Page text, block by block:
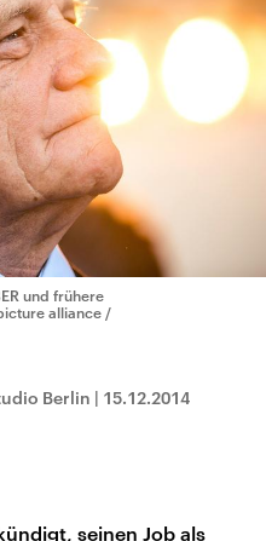
und frühere
alliance /
Berlin | 15.12.2014
seinen Job als